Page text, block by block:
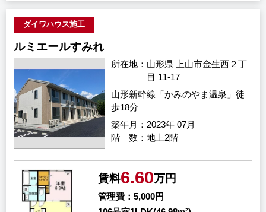
ダイワハウス施工
ルミエールすみれ
所在地
山形県 上山市金生西２丁
目 11-17
築年月 2023年 07月
山形新幹線「かみのやま温泉」徒
歩18分
階 数 地上2階
賃料6.60万円
管理費
5,000円